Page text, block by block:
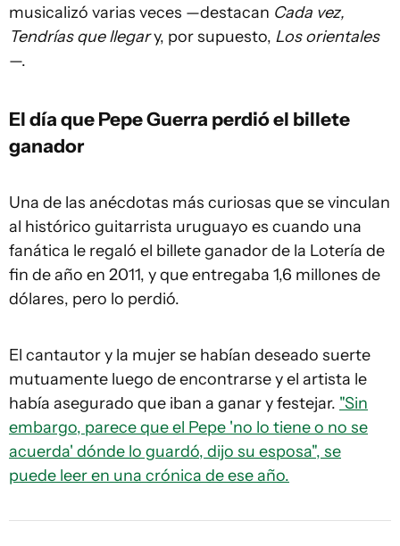
musicalizó varias veces —destacan Cada vez,
Tendrías que llegary, por supuesto, Los orientales
—.
El día que Pepe Guerra perdió el billete
ganador
Una de las anécdotas más curiosas que se vinculan
al histórico guitarrista uruguayo es cuando una
fanática le regaló el billete ganador de la Lotería de
fin de año en 2011, y que entregaba 1,6 millones de
dólares, pero lo perdió.
El cantautor y la mujer se habían deseado suerte
mutuamente luego de encontrarse y el artista le
había asegurado que iban a ganar y festejar. "Sin
embargo, parece que el Pepe 'no lo tiene o no se
acuerda' dónde lo guardó, dijo su esposa", se
puede leer en una crónica de ese año.